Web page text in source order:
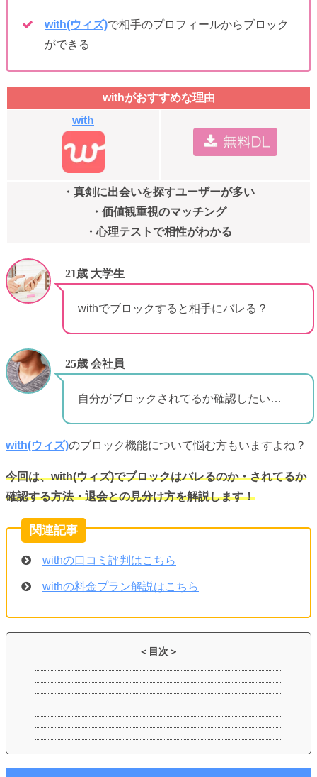
with(ウィズ)で相手のプロフィールからブロック
ができる
withがおすすめな理由
with
・真剣に出会いを探すユーザーが多い
・価値観重視のマッチング
・心理テストで相性がわかる
21歳 大学生
withでブロックすると相手にバレる？
25歳 会社員
自分がブロックされてるか確認したい…
with(ウィズ)のブロック機能について悩む方もいますよね？
今回は、with(ウィズ)でブロックはバレるのか・されてるか
確認する方法・退会との見分け方を解説します！
withの口コミ評判はこちら
withの料金プラン解説はこちら